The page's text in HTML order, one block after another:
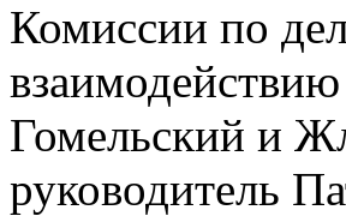
Комиссии по
Гомельский и
руководитель